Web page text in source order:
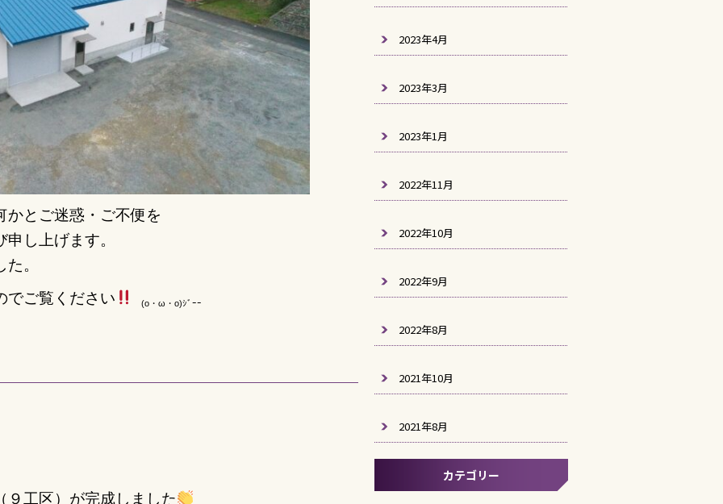
かと ご迷惑・ご不便を
し上げます。
。
でご覧ください
(o・ω・o)ｼﾞｰｰ
工区） が完成しました
2023年4月
2023年3月
2023年1月
2022年11月
2022年10月
2022年9月
2022年8月
2021年10月
2021年8月
カテゴリー